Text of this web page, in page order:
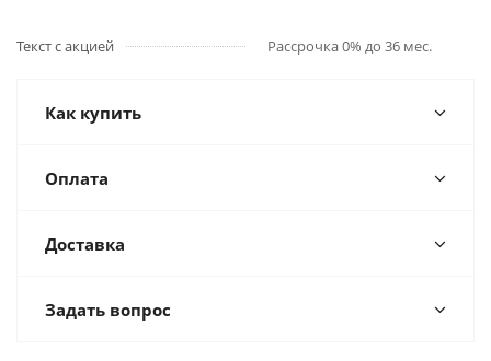
Текст с акцией Рассрочка 0% до 36 мес.
Как купить
Оплата
Доставка
Задать вопрос